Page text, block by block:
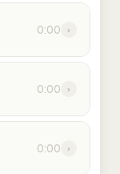
0:00 ›
0:00 ›
0:00 ›